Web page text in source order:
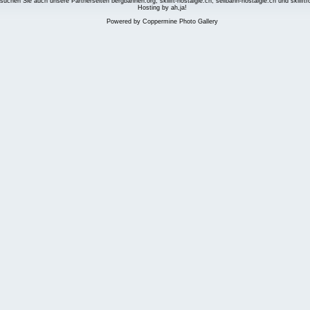
Hosting by ah,ja!
Powered by Coppermine Photo Gallery